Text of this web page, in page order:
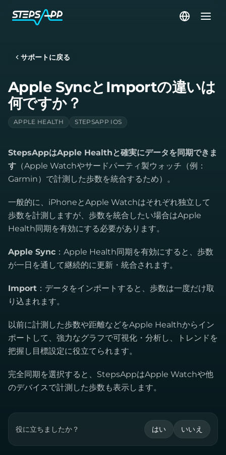
サポートに戻る
Apple SyncとImportの違いは
何ですか？
APPLE HEALTH STEPSAPP IOS
StepsAppはApple Healthと確実にデータを同期できま
す （Apple Watchやサードパーティ製ウォッチ（例：
Garmin）で計測した歩数を統合するため）。
一般的に、iPhoneとApple Watchはそれぞれ独立して
歩数を計測しますが、歩数を統合したい場合はApple
Health同期を有効にする必要があります。
Apple Sync ：Apple Health同期を有効にすると、歩数
が一日を通して継続的に更新・統合されます。
Import ：データをインポートすると、歩数は一度だけ取
り込まれます。
以前に計測した歩数や距離などをApple Healthからイン
ポートして、強力なグラフで可視化・分析し、トレンドを
把握し目標設定に役立てられます。
完全同期を選択すると、StepsAppはApple Watchや他
のデバイスで計測した歩数も表示します。
役に立ちましたか？ はい いいえ